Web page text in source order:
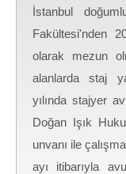
Yeşim
20:33
İstanbul
Fakültesi'nden
olarak mezun
alanlarda staj
yılında stajyer
Doğan Işık
unvanı ile
ayı itibarıyla